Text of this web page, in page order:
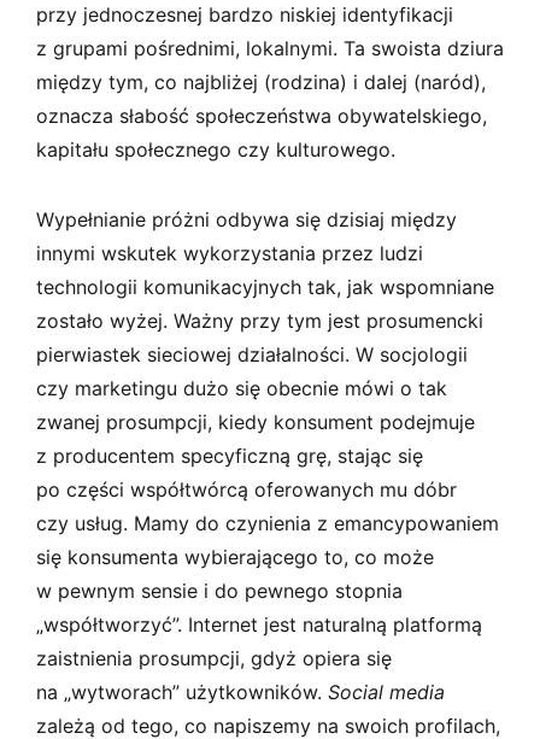
przy jednoczesnej bardzo niskiej identyfikacji
z grupami pośrednimi, lokalnymi. Ta swoista dziura
między tym, co najbliżej (rodzina) i dalej (naród),
oznacza słabość społeczeństwa obywatelskiego,
kapitału społecznego czy kulturowego.
Wypełnianie próżni odbywa się dzisiaj między
innymi wskutek wykorzystania przez ludzi
technologii komunikacyjnych tak, jak wspomniane
zostało wyżej. Ważny przy tym jest prosumencki
pierwiastek sieciowej działalności. W socjologii
czy marketingu dużo się obecnie mówi o tak
zwanej prosumpcji, kiedy konsument podejmuje
z producentem specyficzną grę, stając się
po części współtwórcą oferowanych mu dóbr
czy usług. Mamy do czynienia z emancypowaniem
się konsumenta wybierającego to, co może
w pewnym sensie i do pewnego stopnia
„współtworzyć”. Internet jest naturalną platformą
zaistnienia prosumpcji, gdyż opiera się
na „wytworach” użytkowników. Social media
zależą od tego, co napiszemy na swoich profilach,